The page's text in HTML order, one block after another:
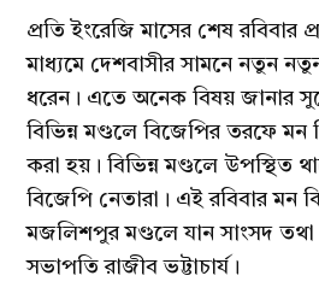
প্রতি ইংরেজি মাসের শেষ রবিবার
মাধ্যমে দেশবাসীর সামনে নতুন
ধরেন। এতে অনেক বিষয় জানার
বিভিন্ন মণ্ডলে বিজেপির তরফে মন
করা হয়। বিভিন্ন মণ্ডলে উপস্থিত
বিজেপি নেতারা। এই রবিবার মন
মজলিশপুর মণ্ডলে যান সাংসদ তথা
সভাপতি রাজীব ভট্টাচার্য।